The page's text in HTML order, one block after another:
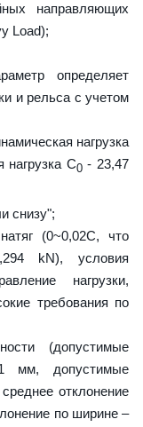
направляющих
Load);
определяет
и рельса с учетом
нагрузка
нагрузка С0- 23,47
снизу";
(0~0,02C, что
kN), условия
нагрузки,
требования по
(допустимые
мм, допустимые
отклонение
по ширине –